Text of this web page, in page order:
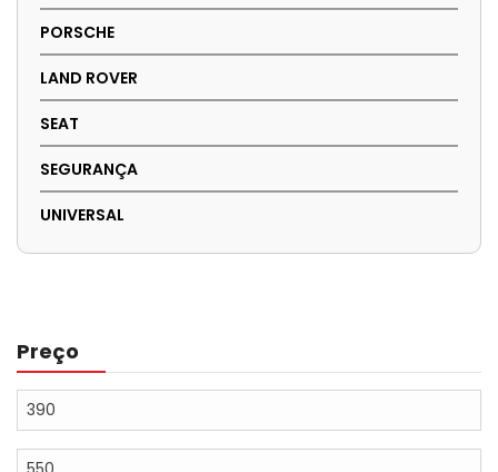
PORSCHE
LAND ROVER
SEAT
SEGURANÇA
UNIVERSAL
Preço
Preço
Preço